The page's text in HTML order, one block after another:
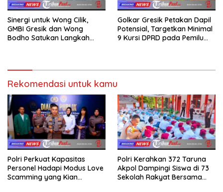
Sinergi untuk Wong Cilik,
GMBI Gresik dan Wong
Bodho Satukan Langkah
Golkar Gresik Petakan Dapil
Potensial, Targetkan Minimal
9 Kursi DPRD pada Pemilu
Rekomendasi untuk kamu
Polri Perkuat Kapasitas
Personel Hadapi Modus Love
Scamming yang Kian
Polri Kerahkan 372 Taruna
Akpol Dampingi Siswa di 73
Sekolah Rakyat Bersama